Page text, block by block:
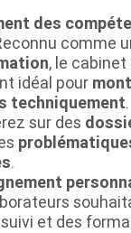
des
comme
, le
idéal pour
techniquement.
sur des
.
et des